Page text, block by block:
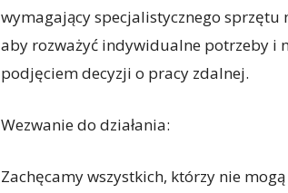
wymagający specjalistycznego sprzętu
aby rozważyć indywidualne potrzeby i
podjęciem decyzji o pracy zdalnej.
Wezwanie do działania:
Zachęcamy wszystkich, którzy nie